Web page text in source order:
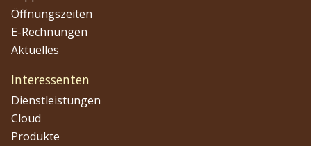
Öffnungszeiten
E-Rechnungen
Aktuelles
Interessenten
Dienstleistungen
Cloud
Produkte